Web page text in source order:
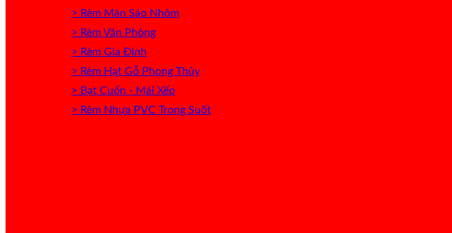
> Rèm Màn Sáo Nhôm
> Rèm Văn Phòng
> Rèm Gia Đình
> Rèm Hạt Gỗ Phong Thủy
> Bạt Cuốn - Mái Xếp
> Rèm Nhựa PVC Trong Suốt